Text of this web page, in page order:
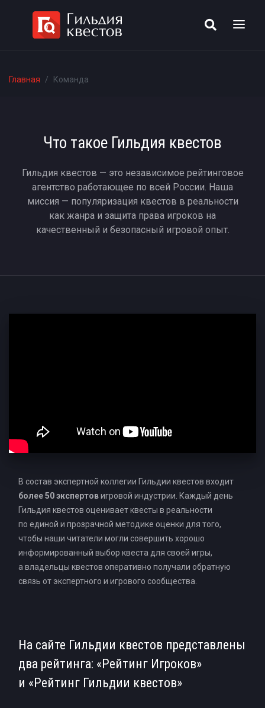
Главная Команда
Что такое Гильдия квестов
Гильдия квестов — это независимое рейтинговое
агентство работающее по всей России. Наша
миссия — популяризация квестов в реальности
как жанра и защита права игроков на
качественный и безопасный игровой опыт.
В состав экспертной коллегии Гильдии квестов входит
более 50 экспертовигровой индустрии. Каждый день
Гильдия квестов оценивает квесты в реальности
по единой и прозрачной методике оценки для того,
чтобы наши читатели могли совершить хорошо
информированный выбор квеста для своей игры,
а владельцы квестов оперативно получали обратную
связь от экспертного и игрового сообщества.
На сайте Гильдии квестов представлены
два рейтинга: «Рейтинг Игроков»
и «Рейтинг Гильдии квестов»